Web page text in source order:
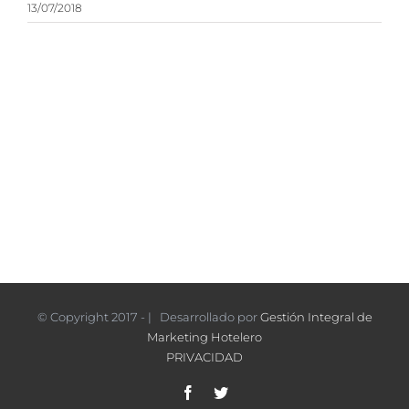
13/07/2018
© Copyright 2017 - | Desarrollado porGestión Integral de
Marketing Hotelero
PRIVACIDAD
FacebookTwitter